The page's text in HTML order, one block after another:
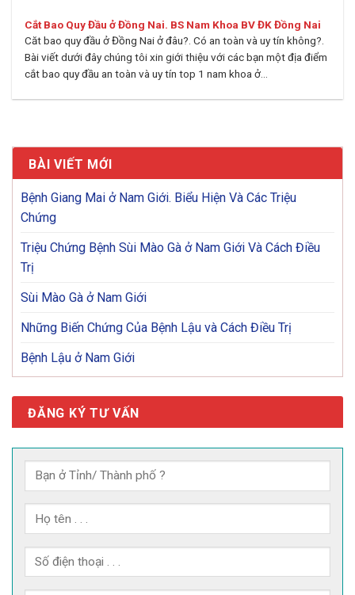
Cắt Bao Quy Đầu ở Đồng Nai. BS Nam Khoa BV ĐK Đồng Nai
Căt bao quy đầu ở Đồng Nai ở đâu?. Có an toàn và uy tín không?.
Bài viết dưới đây chúng tôi xin giới thiệu với các bạn một địa điểm
cắt bao quy đầu an toàn và uy tín top 1 nam khoa ở...
BÀI VIẾT MỚI
Bệnh Giang Mai ở Nam Giới. Biểu Hiện Và Các Triệu
Chứng
Triệu Chứng Bệnh Sùi Mào Gà ở Nam Giới Và Cách Điều
Trị
Sùi Mào Gà ở Nam Giới
Những Biến Chứng Của Bệnh Lậu và Cách Điều Trị
Bệnh Lậu ở Nam Giới
ĐĂNG KÝ TƯ VẤN